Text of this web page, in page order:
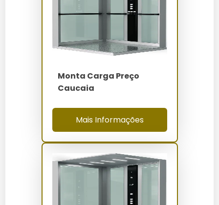
painel de controle.
para ativar o sistema de elevação.
Monitoramento:Acompanhe o percurso
Retirada da Carga:Ao atingir o destino,
remova a carga com segurança.
Quanto Custa Monta Carga
Preço Iguatu
Os preços do monta carga em Iguatu variam entre R$
20.000 e R$ 50.000, dependendo da capacidade,
materiais utilizados e tecnologias de segurança.
Fatores como personalização e instalação também
influenciam o custo final.
Monta Carga Preço
Caucaia
Mais Informações